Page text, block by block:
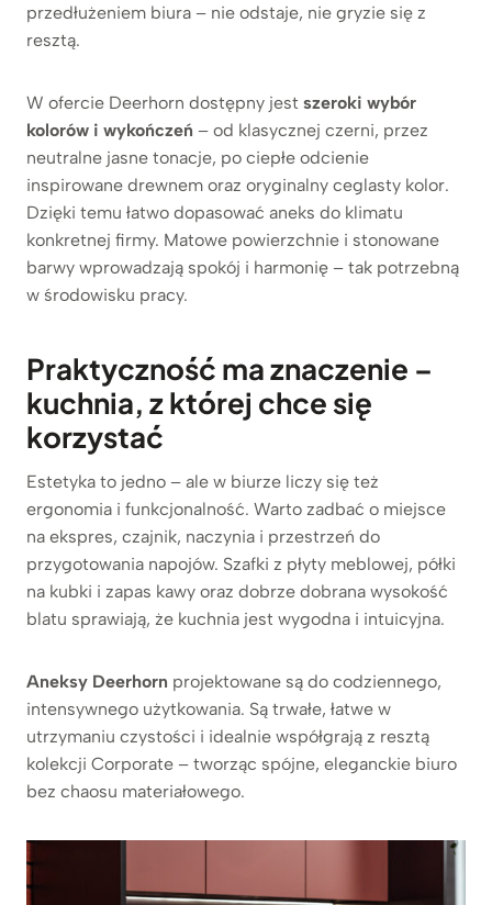
przedłużeniem biura – nie odstaje, nie gryzie się z
resztą.
W ofercie Deerhorn dostępny jest szeroki wybór
kolorów i wykończeń – od klasycznej czerni, przez
neutralne jasne tonacje, po ciepłe odcienie
inspirowane drewnem oraz oryginalny ceglasty kolor.
Dzięki temu łatwo dopasować aneks do klimatu
konkretnej firmy. Matowe powierzchnie i stonowane
barwy wprowadzają spokój i harmonię – tak potrzebną
w środowisku pracy.
Praktyczność ma znaczenie –
kuchnia, z której chce się
korzystać
Estetyka to jedno – ale w biurze liczy się też
ergonomia i funkcjonalność. Warto zadbać o miejsce
na ekspres, czajnik, naczynia i przestrzeń do
przygotowania napojów. Szafki z płyty meblowej, półki
na kubki i zapas kawy oraz dobrze dobrana wysokość
blatu sprawiają, że kuchnia jest wygodna i intuicyjna.
Aneksy Deerhorn projektowane są do codziennego,
intensywnego użytkowania. Są trwałe, łatwe w
utrzymaniu czystości i idealnie współgrają z resztą
kolekcji Corporate – tworząc spójne, eleganckie biuro
bez chaosu materiałowego.